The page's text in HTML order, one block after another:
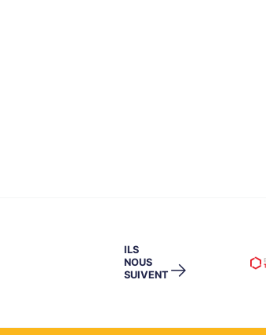
ILS
NOUS
SUIVENT →